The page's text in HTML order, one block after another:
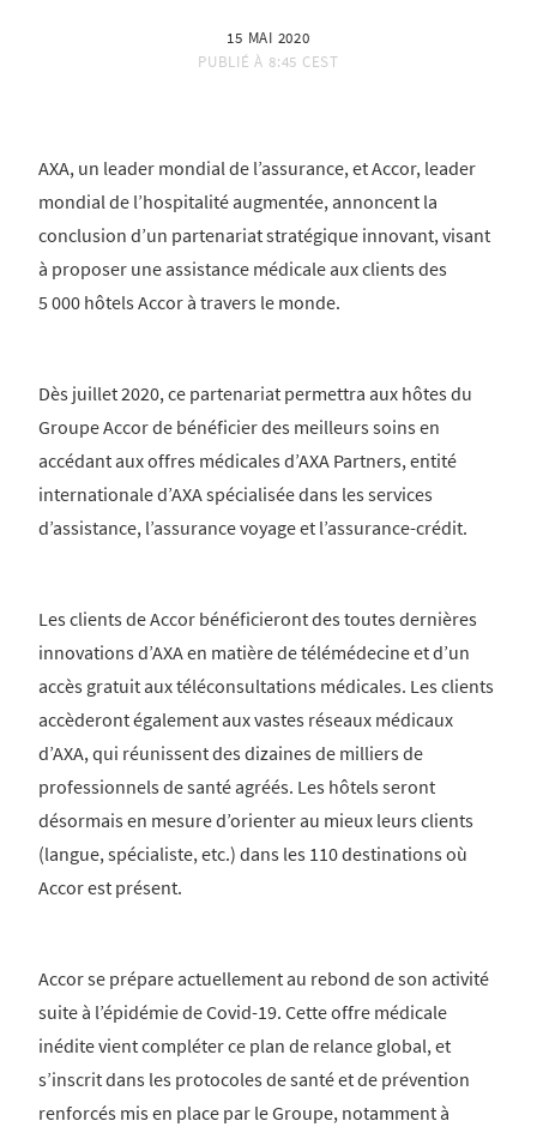
15 MAI 2020
PUBLIÉ À 8:45 CEST
AXA, un leader mondial de l’assurance, et Accor, leader
mondial de l’hospitalité augmentée, annoncent la
conclusion d’un partenariat stratégique innovant, visant
à proposer une assistance médicale aux clients des
5 000 hôtels Accor à travers le monde.
Dès juillet 2020, ce partenariat permettra aux hôtes du
Groupe Accor de bénéficier des meilleurs soins en
accédant aux offres médicales d’AXA Partners, entité
internationale d’AXA spécialisée dans les services
d’assistance, l’assurance voyage et l’assurance-crédit.
Les clients de Accor bénéficieront des toutes dernières
innovations d’AXA en matière de télémédecine et d’un
accès gratuit aux téléconsultations médicales. Les clients
accèderont également aux vastes réseaux médicaux
d’AXA, qui réunissent des dizaines de milliers de
professionnels de santé agréés. Les hôtels seront
désormais en mesure d’orienter au mieux leurs clients
(langue, spécialiste, etc.) dans les 110 destinations où
Accor est présent.
Accor se prépare actuellement au rebond de son activité
suite à l’épidémie de Covid-19. Cette offre médicale
inédite vient compléter ce plan de relance global, et
s’inscrit dans les protocoles de santé et de prévention
renforcés mis en place par le Groupe, notamment à